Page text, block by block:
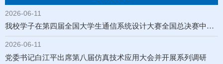
2026-06-11
我校学子在第四届全国大学生通信系统设计大赛全国总决赛中喜获佳绩
2026-06-11
党委书记白江平出席第八届仿真技术应用大会并开展系列调研